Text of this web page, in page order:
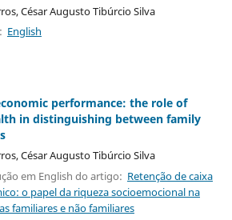
César Augusto Tibúrcio Silva
English
performance: the role of
in distinguishing between family
César Augusto Tibúrcio Silva
em English do artigo: Retenção de caixa
o papel da riqueza socioemocional na
familiares e não familiares